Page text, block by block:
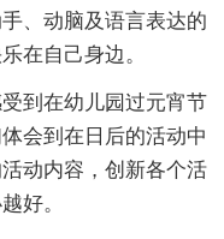
、动脑及语言表达的
在自己身边。
到在幼儿园过元宵节
会到在日后的活动中
动内容，创新各个活
好。